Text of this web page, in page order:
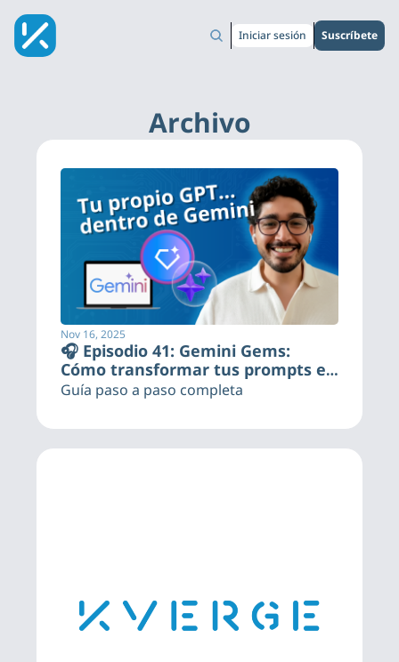
Iniciar sesión Suscríbete
Archivo
Nov 16, 2025
🎧 Episodio 41: Gemini Gems:
Cómo transformar tus prompts en
herramientas permanentes
Guía paso a paso completa